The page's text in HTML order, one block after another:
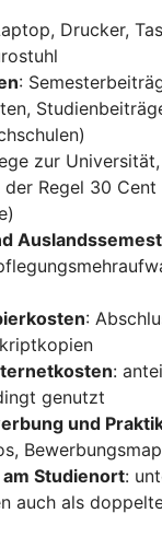
Drucker,
:
zur
der Regel 30
:
:
genutzt
und
Studienort:
auch als